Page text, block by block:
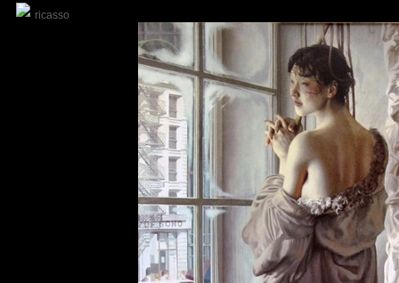
ricasso